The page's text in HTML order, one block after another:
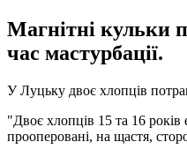
Магнітні кульки
час мастурбації.
У Луцьку двоє хлопців
"Двоє хлопців 15 та 16
прооперовані, на щастя,